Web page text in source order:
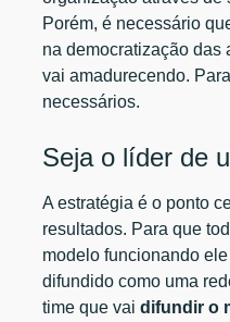
Porém, é necessário
na democratização das
vai amadurecendo.
necessários.
Seja o líder de
A estratégia é o ponto
resultados. Para que
modelo funcionando
difundido como uma
time que vaidifundir o